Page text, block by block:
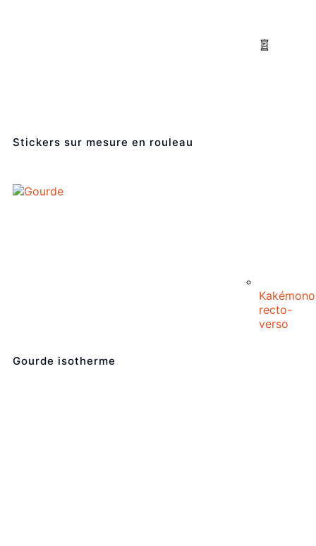
Kakémono
recto-
verso
Stickers sur mesure en rouleau
Gourde isotherme